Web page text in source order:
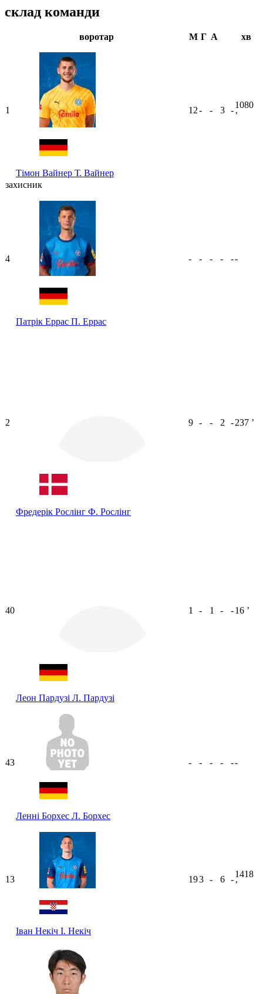
склад команди
воротар М Г А хв
1
Тімон Вайнер Т. Вайнер
12- - 3 -
1080
ʼ
захисник
4
Патрік Еррас П. Еррас
- - - - --
2
Фредерік Рослінг Ф. Рослінг
9 - - 2 -237 ʼ
40
Леон Пардузі Л. Пардузі
1 - 1 - -16 ʼ
43
Ленні Борхес Л. Борхес
- - - - --
13
Іван Некіч І. Некіч
193 - 6 -
1418
ʼ